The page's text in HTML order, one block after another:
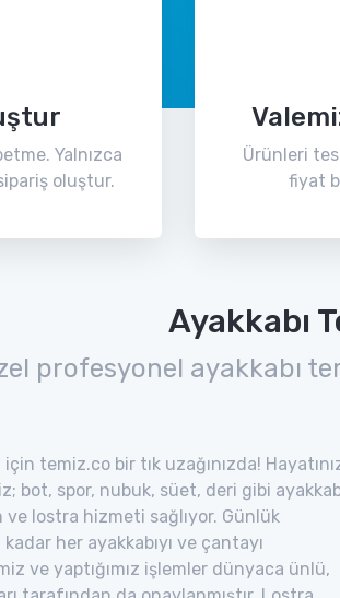
Yalnızca
oluştur.
Ürünleri
fiyat
Ayakkabı
profesyonel ayakkabı
temiz.co bir tık uzağınızda!
bot, spor, nubuk, süet, deri gibi
lostra hizmeti sağlıyor. Günlük
her ayakkabıyı ve çantayı
ve yaptığımız işlemler dünyaca ünlü,